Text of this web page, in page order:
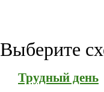
Выберите
Трудный день